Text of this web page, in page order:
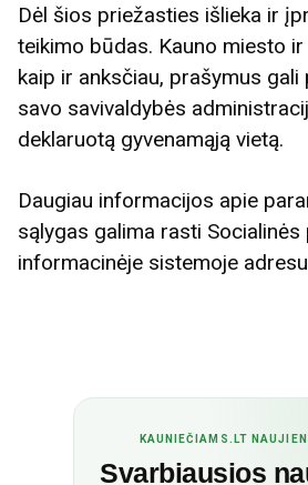
Dėl šios priežasties išlieka ir
teikimo būdas. Kauno miesto
kaip ir anksčiau, prašymus gali
savo savivaldybės
deklaruotą gyvenamąją vietą.
Daugiau informacijos apie
sąlygas galima rasti
informacinėje sistemoje adresu
KAUNIEČIAMS.LT
Svarbiausios